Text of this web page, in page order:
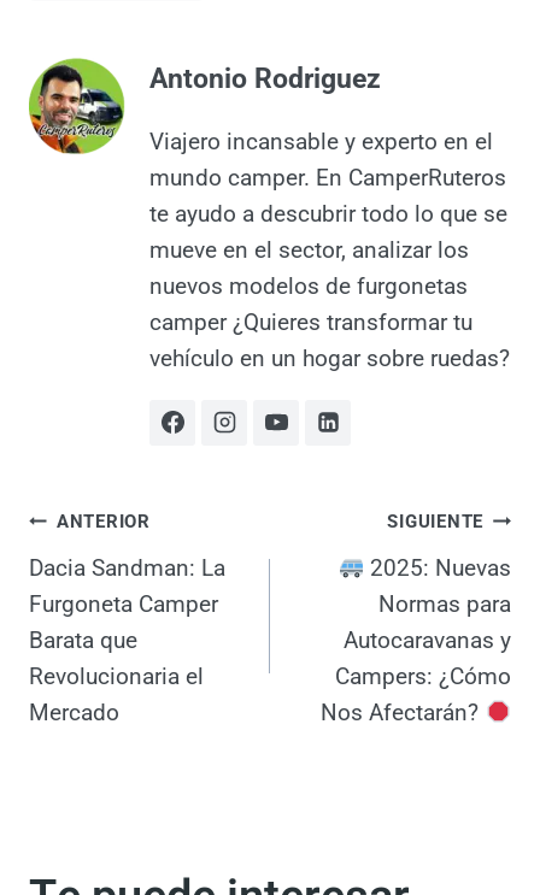
#Seguridad en autocaravanas
#Seguridad en furgonetas camper
Sistemas de seguridad para campers
Viajes en camper
Antonio Rodriguez
Viajero incansable y experto en el
descubrir todo lo que se mueve
en el sector, analizar los nuevos
modelos de furgonetas camper
¿Quieres transformar tu vehículo
en un hogar sobre ruedas?
Dacia Sandman: La